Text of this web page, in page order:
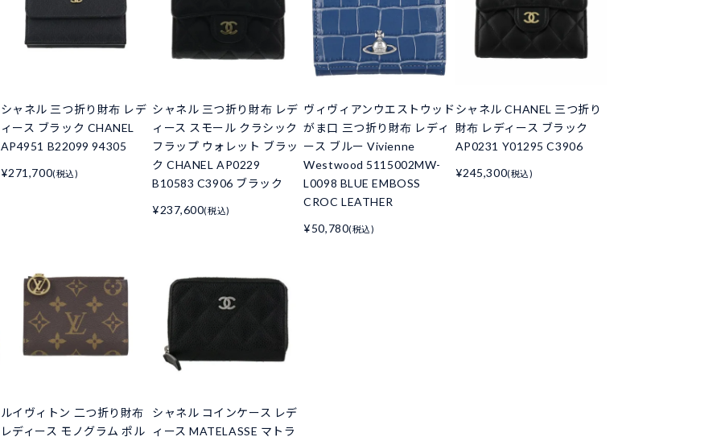
シャネル 三つ折り財布 レデ
ィース ブラック CHANEL
AP4951 B22099 94305
¥271,700(税込)
シャネル 三つ折り財布 レデ
ィース スモール クラシック
フラップ ウォレット ブラッ
ク CHANEL AP0229
B10583 C3906 ブラック
¥237,600(税込)
ヴィヴィアンウエストウッド
がま口 三つ折り財布 レディ
ース ブルー Vivienne
Westwood 5115002MW-
L0098 BLUE EMBOSS
CROC LEATHER
¥50,780(税込)
シャネル CHANEL 三つ折り
財布 レディース ブラック
AP0231 Y01295 C3906
¥245,300(税込)
ルイヴィトン 二つ折り財布
レディース モノグラム ポル
シャネル コインケース レデ
ィース MATELASSE マトラ